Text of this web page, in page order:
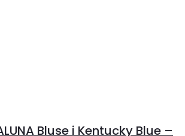
Bluse i Kentucky Blue –